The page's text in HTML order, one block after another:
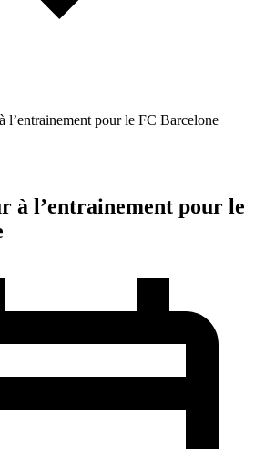
l’entrainement pour le FC Barcelone
à l’entrainement pour le